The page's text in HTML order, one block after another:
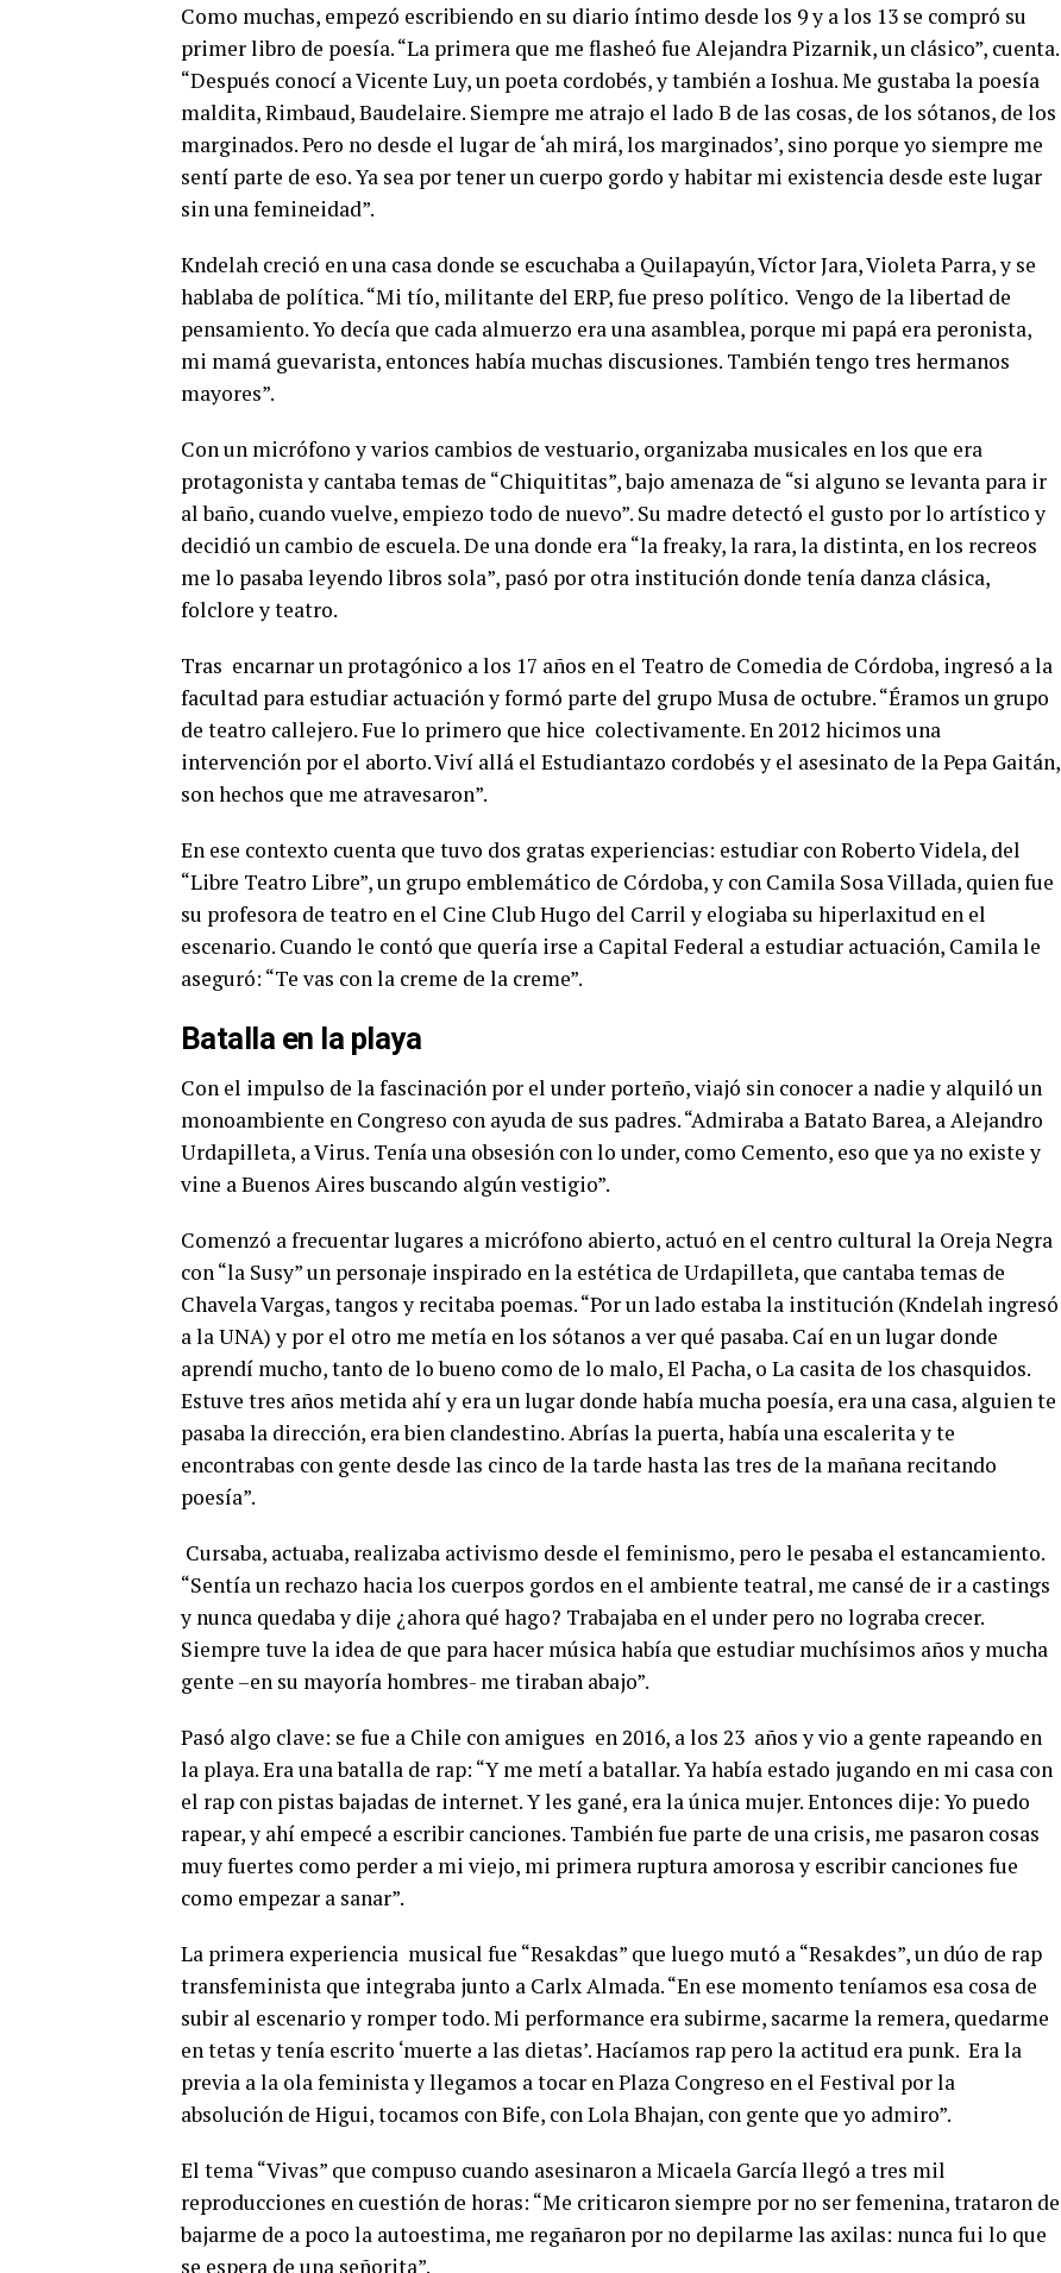
Como muchas, empezó escribiendo en su diario íntimo desde los 9 y a los 13 se compró su
primer libro de poesía. “La primera que me flasheó fue Alejandra Pizarnik, un clásico”, cuenta.
“Después conocí a Vicente Luy, un poeta cordobés, y también a Ioshua. Me gustaba la poesía
maldita, Rimbaud, Baudelaire. Siempre me atrajo el lado B de las cosas, de los sótanos, de los
marginados. Pero no desde el lugar de ‘ah mirá, los marginados’, sino porque yo siempre me
sentí parte de eso. Ya sea por tener un cuerpo gordo y habitar mi existencia desde este lugar
sin una femineidad”.
Kndelah creció en una casa donde se escuchaba a Quilapayún, Víctor Jara, Violeta Parra, y se
hablaba de política. “Mi tío, militante del ERP, fue preso político. Vengo de la libertad de
pensamiento. Yo decía que cada almuerzo era una asamblea, porque mi papá era peronista,
mi mamá guevarista, entonces había muchas discusiones. También tengo tres hermanos
mayores”.
Con un micrófono y varios cambios de vestuario, organizaba musicales en los que era
protagonista y cantaba temas de “Chiquititas”, bajo amenaza de “si alguno se levanta para ir
al baño, cuando vuelve, empiezo todo de nuevo”. Su madre detectó el gusto por lo artístico y
decidió un cambio de escuela. De una donde era “la freaky, la rara, la distinta, en los recreos
me lo pasaba leyendo libros sola”, pasó por otra institución donde tenía danza clásica,
folclore y teatro.
Tras encarnar un protagónico a los 17 años en el Teatro de Comedia de Córdoba, ingresó a la
facultad para estudiar actuación y formó parte del grupo Musa de octubre. “Éramos un grupo
de teatro callejero. Fue lo primero que hice colectivamente. En 2012 hicimos una
intervención por el aborto. Viví allá el Estudiantazo cordobés y el asesinato de la Pepa Gaitán,
son hechos que me atravesaron”.
En ese contexto cuenta que tuvo dos gratas experiencias: estudiar con Roberto Videla, del
“Libre Teatro Libre”, un grupo emblemático de Córdoba, y con Camila Sosa Villada, quien fue
su profesora de teatro en el Cine Club Hugo del Carril y elogiaba su hiperlaxitud en el
escenario. Cuando le contó que quería irse a Capital Federal a estudiar actuación, Camila le
aseguró: “Te vas con la creme de la creme”.
Batalla en la playa
Con el impulso de la fascinación por el under porteño, viajó sin conocer a nadie y alquiló un
monoambiente en Congreso con ayuda de sus padres. “Admiraba a Batato Barea, a Alejandro
Urdapilleta, a Virus. Tenía una obsesión con lo under, como Cemento, eso que ya no existe y
vine a Buenos Aires buscando algún vestigio”.
Comenzó a frecuentar lugares a micrófono abierto, actuó en el centro cultural la Oreja Negra
con “la Susy” un personaje inspirado en la estética de Urdapilleta, que cantaba temas de
Chavela Vargas, tangos y recitaba poemas. “Por un lado estaba la institución (Kndelah ingresó
a la UNA) y por el otro me metía en los sótanos a ver qué pasaba. Caí en un lugar donde
aprendí mucho, tanto de lo bueno como de lo malo, El Pacha, o La casita de los chasquidos.
Estuve tres años metida ahí y era un lugar donde había mucha poesía, era una casa, alguien te
pasaba la dirección, era bien clandestino. Abrías la puerta, había una escalerita y te
encontrabas con gente desde las cinco de la tarde hasta las tres de la mañana recitando
poesía”.
Cursaba, actuaba, realizaba activismo desde el feminismo, pero le pesaba el estancamiento.
“Sentía un rechazo hacia los cuerpos gordos en el ambiente teatral, me cansé de ir a castings
y nunca quedaba y dije ¿ahora qué hago? Trabajaba en el under pero no lograba crecer.
Siempre tuve la idea de que para hacer música había que estudiar muchísimos años y mucha
gente –en su mayoría hombres- me tiraban abajo”.
Pasó algo clave: se fue a Chile con amigues en 2016, a los 23 años y vio a gente rapeando en
la playa. Era una batalla de rap: “Y me metí a batallar. Ya había estado jugando en mi casa con
el rap con pistas bajadas de internet. Y les gané, era la única mujer. Entonces dije: Yo puedo
rapear, y ahí empecé a escribir canciones. También fue parte de una crisis, me pasaron cosas
muy fuertes como perder a mi viejo, mi primera ruptura amorosa y escribir canciones fue
como empezar a sanar”.
La primera experiencia musical fue “Resakdas” que luego mutó a “Resakdes”, un dúo de rap
transfeminista que integraba junto a Carlx Almada. “En ese momento teníamos esa cosa de
subir al escenario y romper todo. Mi performance era subirme, sacarme la remera, quedarme
en tetas y tenía escrito ‘muerte a las dietas’. Hacíamos rap pero la actitud era punk. Era la
previa a la ola feminista y llegamos a tocar en Plaza Congreso en el Festival por la
absolución de Higui, tocamos con Bife, con Lola Bhajan, con gente que yo admiro”.
El tema “Vivas” que compuso cuando asesinaron a Micaela García llegó a tres mil
reproducciones en cuestión de horas: “Me criticaron siempre por no ser femenina, trataron de
bajarme de a poco la autoestima, me regañaron por no depilarme las axilas: nunca fui lo que
se espera de una señorita”.